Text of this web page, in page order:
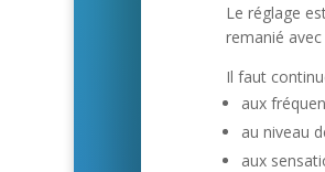
Le réglage
remanié
Il faut
aux
au niveau
aux